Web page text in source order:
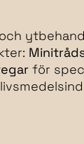
för